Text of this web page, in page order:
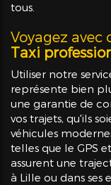
tous.
Voyagez
Taxi
Utiliser notre
représente bien
une garantie de
vos trajets, qu'ils
véhicules
telles que le GPS
assurent une
à Lille ou dans ses